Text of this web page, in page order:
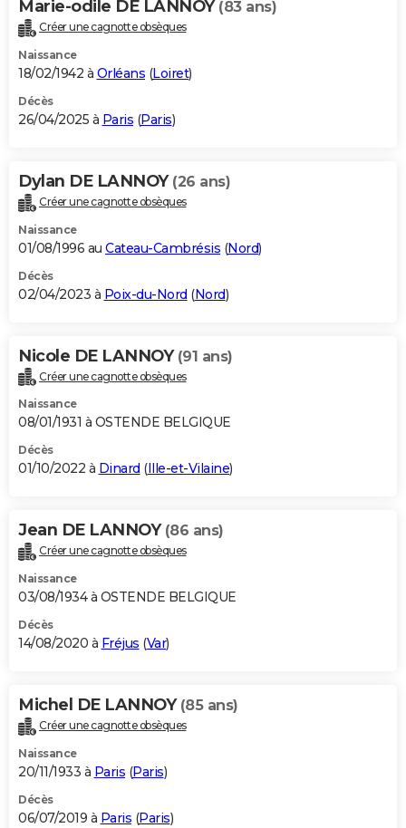
Bricolage
Lifestyle
Culture
Sport
Auto
Television
Voyage
Cinema
Marie-odile DE LANNOY (83 ans)
Créer une cagnotte obsèques
Naissance
18/02/1942 à Orléans (Loiret)
Décès
26/04/2025 à Paris (Paris)
Dylan DE LANNOY (26 ans)
Créer une cagnotte obsèques
Naissance
01/08/1996 au Cateau-Cambrésis (Nord)
Décès
02/04/2023 à Poix-du-Nord (Nord)
Nicole DE LANNOY (91 ans)
Créer une cagnotte obsèques
Naissance
08/01/1931 à OSTENDE BELGIQUE
Décès
01/10/2022 à Dinard (Ille-et-Vilaine)
Jean DE LANNOY (86 ans)
Créer une cagnotte obsèques
Naissance
03/08/1934 à OSTENDE BELGIQUE
Décès
14/08/2020 à Fréjus (Var)
Michel DE LANNOY (85 ans)
Créer une cagnotte obsèques
Naissance
20/11/1933 à Paris (Paris)
Décès
06/07/2019 à Paris (Paris)